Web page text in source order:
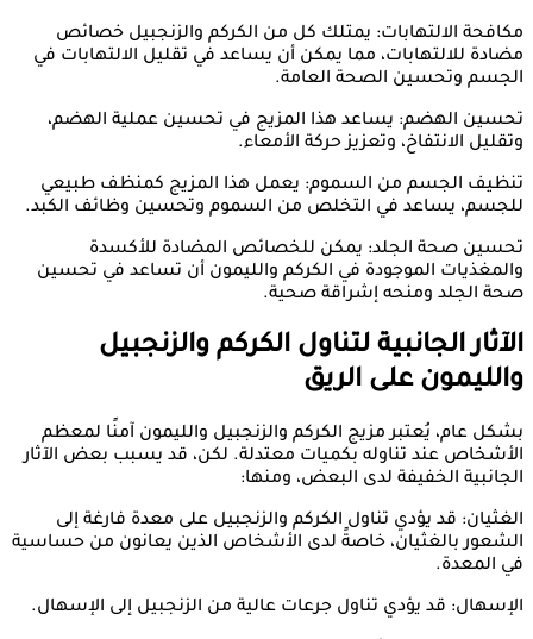
مكافحة الالتهابات: يمتلك كل من الكركم والزنجبيل خصائص
مضادة للالتهابات، مما يمكن أن يساعد في تقليل الالتهابات في
الجسم وتحسين الصحة العامة.
تحسين الهضم: يساعد هذا المزيج في تحسين عملية الهضم،
وتقليل الانتفاخ، وتعزيز حركة الأمعاء.
تنظيف الجسم من السموم: يعمل هذا المزيج كمنظف طبيعي
للجسم، يساعد في التخلص من السموم وتحسين وظائف الكبد.
تحسين صحة الجلد: يمكن للخصائص المضادة للأكسدة
والمغذيات الموجودة في الكركم والليمون أن تساعد في تحسين
صحة الجلد ومنحه إشراقة صحية.
الآثار الجانبية لتناول الكركم والزنجبيل
والليمون على الريق
بشكل عام، يُعتبر مزيج الكركم والزنجبيل والليمون آمنًا لمعظم
الأشخاص عند تناوله بكميات معتدلة. لكن، قد يسبب بعض الآثار
الجانبية الخفيفة لدى البعض، ومنها:
الغثيان: قد يؤدي تناول الكركم والزنجبيل على معدة فارغة إلى
الشعور بالغثيان، خاصةً لدى الأشخاص الذين يعانون من حساسية
في المعدة.
الإسهال: قد يؤدي تناول جرعات عالية من الزنجبيل إلى الإسهال.